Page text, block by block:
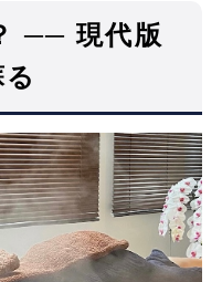
── 現代版